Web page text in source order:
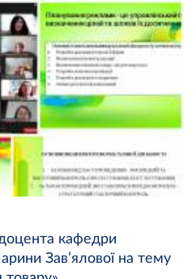
доцента кафедри
Зав’ялової на тему